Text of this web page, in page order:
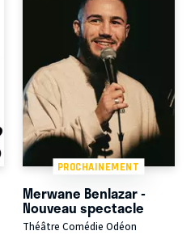
PROCHAINEMENT
Merwane Benlazar -
Nouveau spectacle
Théâtre Comédie Odéon